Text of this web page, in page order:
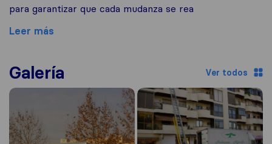
para garantizar que cada mudanza se rea
Leer más
Galería Ver todos